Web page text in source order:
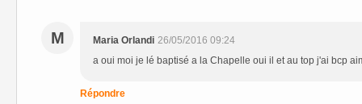
M Maria Orlandi 26/05/2016 09:24
a oui moi je lé baptisé a la Chapelle oui il et au top j'ai bcp
Répondre